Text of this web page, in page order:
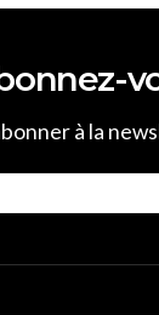
à la